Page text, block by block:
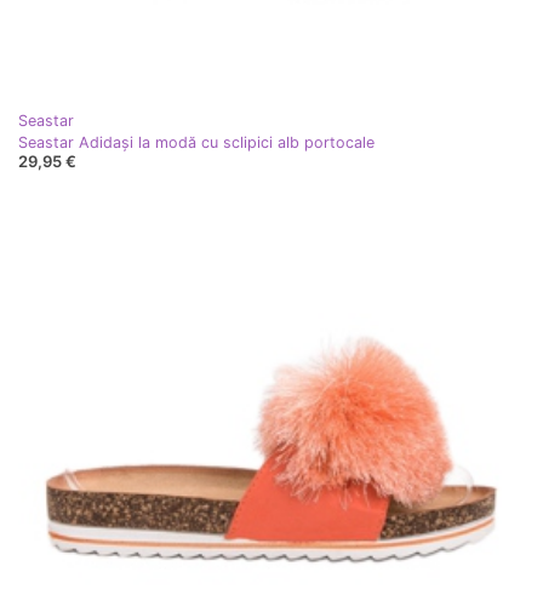
Seastar
Seastar Adidași la modă cu sclipici alb portocale
29,95 €